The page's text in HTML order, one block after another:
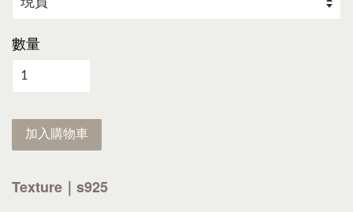
數量
加入購物車
Texture｜s925